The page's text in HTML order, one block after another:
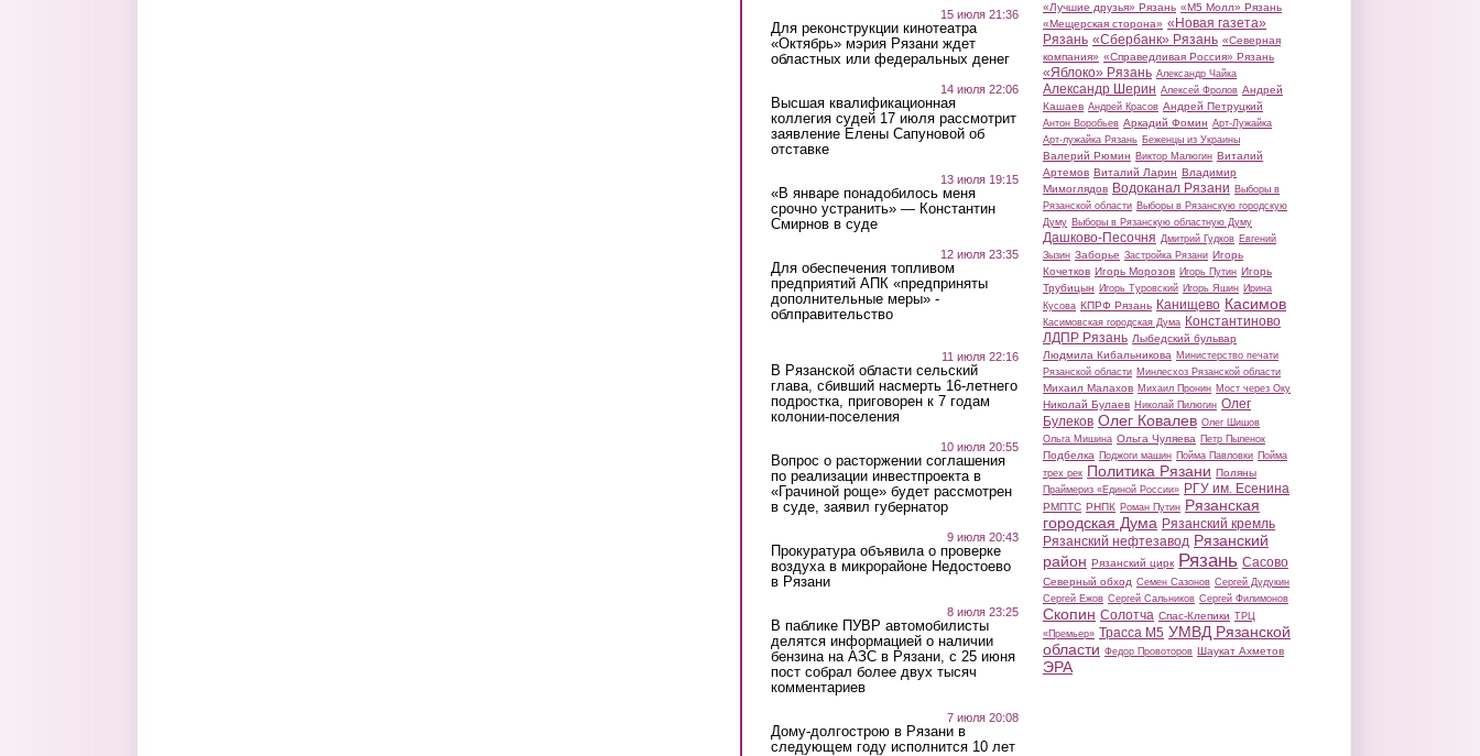
15 июля 21:36
Для реконструкции кинотеатра
«Октябрь» мэрия Рязани ждет
областных или федеральных денег
14 июля 22:06
Высшая квалификационная
коллегия судей 17 июля рассмотрит
заявление Елены Сапуновой об
отставке
13 июля 19:15
«В январе понадобилось меня
срочно устранить» — Константин
Смирнов в суде
12 июля 23:35
Для обеспечения топливом
предприятий АПК «предприняты
дополнительные меры» -
облправительство
11 июля 22:16
В Рязанской области сельский
глава, сбивший насмерть 16-летнего
подростка, приговорен к 7 годам
колонии-поселения
10 июля 20:55
Вопрос о расторжении соглашения
по реализации инвестпроекта в
«Грачиной роще» будет рассмотрен
в суде, заявил губернатор
9 июля 20:43
Прокуратура объявила о проверке
воздуха в микрорайоне Недостоево
в Рязани
8 июля 23:25
В паблике ПУВР автомобилисты
делятся информацией о наличии
бензина на АЗС в Рязани, с 25 июня
пост собрал более двух тысяч
комментариев
7 июля 20:08
Дому-долгострою в Рязани в
следующем году исполнится 10 лет
«Лучшие друзья» Рязань «М5 Молл» Рязань
«Мещерская сторона» «Новая газета»
Рязань «Сбербанк» Рязань «Северная
компания» «Справедливая Россия» Рязань
«Яблоко» Рязань Александр Чайка
Александр Шерин Алексей Фролов Андрей
Кашаев Андрей Красов Андрей Петруцкий
Антон Воробьев Аркадий Фомин Арт-Лужайка
Арт-лужайка Рязань Беженцы из Украины
Валерий Рюмин Виктор Малюгин Виталий
Артемов Виталий Ларин Владимир
Мимоглядов Водоканал Рязани Выборы в
Рязанской области Выборы в Рязанскую городскую
Думу Выборы в Рязанскую областную Думу
Дашково-Песочня Дмитрий Гудков Евгений
Зызин Заборье Застройка Рязани Игорь
Кочетков Игорь Морозов Игорь Путин Игорь
Трубицын Игорь Туровский Игорь Яшин Ирина
Кусова КПРФ Рязань Канищево Касимов
Касимовская городская Дума Константиново
ЛДПР Рязань Лыбедский бульвар
Людмила Кибальникова Министерство печати
Рязанской области Минлесхоз Рязанской области
Михаил Малахов Михаил Пронин Мост через Оку
Николай Булаев Николай Пилюгин Олег
Булеков Олег Ковалев Олег Шишов
Ольга Мишина Ольга Чуляева Петр Пыленок
Подбелка Поджоги машин Пойма Павловки Пойма
трех рек Политика Рязани Поляны
Праймериз «Единой России» РГУ им. Есенина
РМПТС РНПК Роман Путин Рязанская
городская Дума Рязанский кремль
Рязанский нефтезавод Рязанский
район Рязанский цирк Рязань Сасово
Северный обход Семен Сазонов Сергей Дудукин
Сергей Ежов Сергей Сальников Сергей Филимонов
Скопин Солотча Спас-Клепики ТРЦ
«Премьер» Трасса М5 УМВД Рязанской
области Федор Провоторов Шаукат Ахметов
ЭРА